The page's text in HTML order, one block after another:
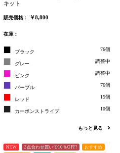
キット
販売価格： ￥8,800
在庫：
ブラック 76個
グレー 調整中
ピンク 調整中
パープル 76個
レッド 15個
カーボンストライプ 10個
もっと見る
NEW 3点合わせ買いで10％OFF!
おすすめ